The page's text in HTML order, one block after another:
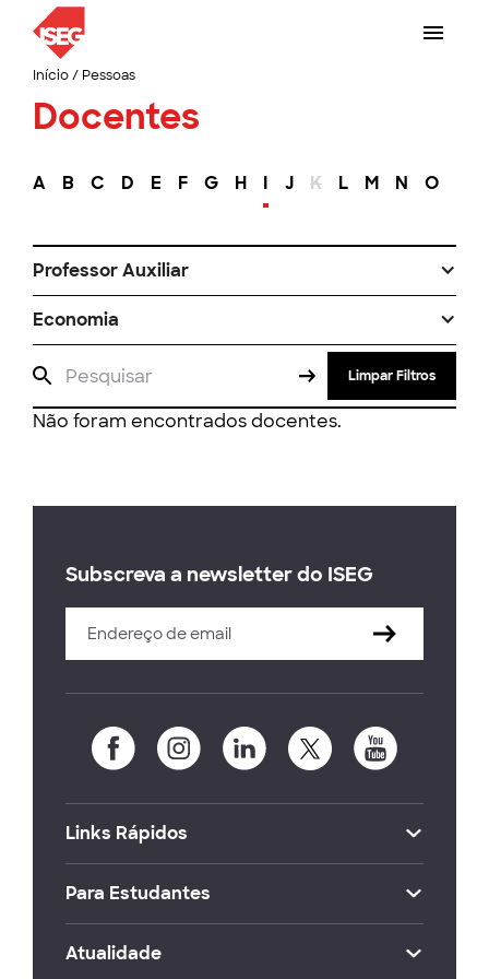
Início/ Pessoas
Docentes
A B C D E F G H I J K L M N O
Professor Auxiliar
Economia
Limpar Filtros
Não foram encontrados docentes.
Subscreva a newsletter do ISEG
Links Rápidos
Para Estudantes
Atualidade